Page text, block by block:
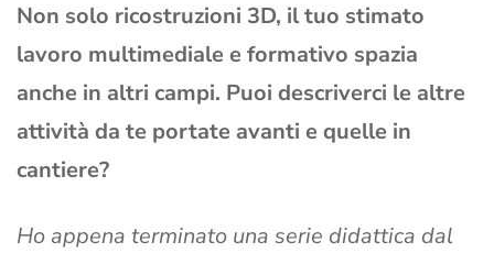
Non solo ricostruzioni 3D, il tuo stimato
lavoro multimediale e formativo spazia
anche in altri campi. Puoi descriverci le altre
attività da te portate avanti e quelle in
cantiere?
Ho appena terminato una serie didattica dal